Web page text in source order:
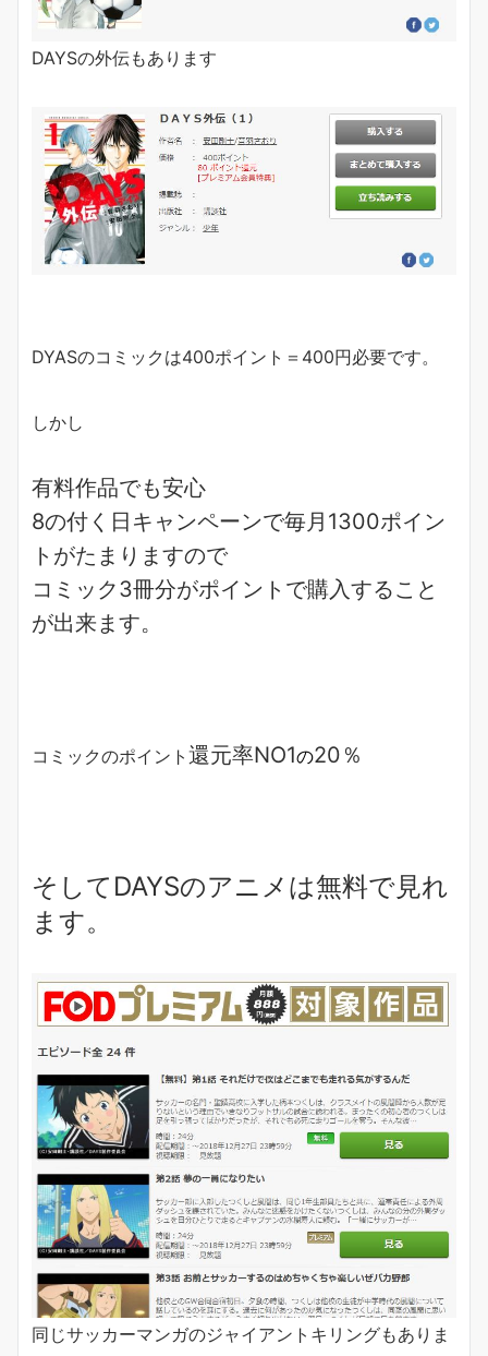
DAYSの外伝もあります
DYASのコミックは400ポイント＝400円必要です。
しかし
有料作品でも安心
8の付く日キャンペーンで毎月1300ポイン
ト がたまりますので
コミック3冊分がポイント で購入すること
が出来ます。
コミックのポイント 還元率NO1の20％
そして DAYSのアニメは無料で見れ
ます。
同じサッカーマンガのジャイアントキリングもありま